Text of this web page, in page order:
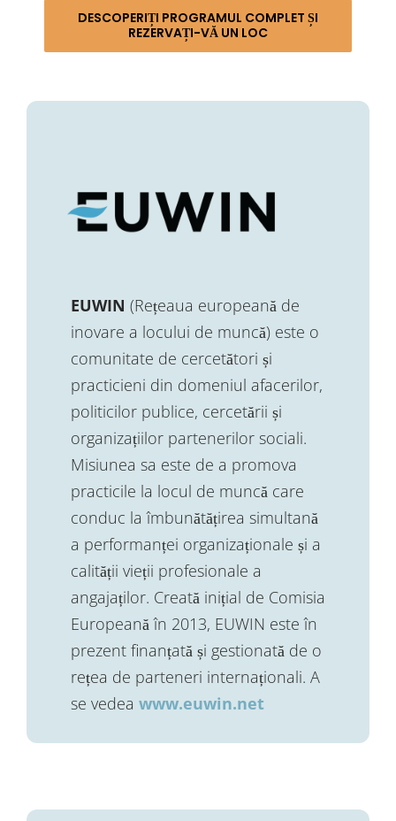
DESCOPERIȚI PROGRAMUL COMPLET ȘI
REZERVAȚI-VĂ UN LOC
EUWIN (Rețeaua europeană de
inovare a locului de muncă) este o
comunitate de cercetători și
practicieni din domeniul afacerilor,
politicilor publice, cercetării și
organizațiilor partenerilor sociali.
Misiunea sa este de a promova
practicile la locul de muncă care
conduc la îmbunătățirea simultană
a performanței organizaționale și a
calității vieții profesionale a
angajaților. Creată inițial de Comisia
Europeană în 2013, EUWIN este în
prezent finanțată și gestionată de o
rețea de parteneri internaționali. A
se vedea www.euwin.net